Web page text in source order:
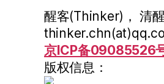
醒客(Thinker)， 清
京ICP备09085526
版权信息：